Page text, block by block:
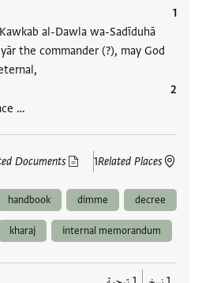
al-Dawla wa-Sadīduhā
the commander (?), may God
…
Related Places
1
Documents
decree
dimme
handbook
internal memorandum
kharaj